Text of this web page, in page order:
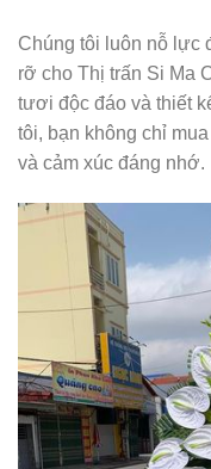
Chúng tôi luôn nỗ lực
rỡ cho Thị trấn Si Ma
tươi độc đáo và thiết
tôi, bạn không chỉ
và cảm xúc đáng nhớ.